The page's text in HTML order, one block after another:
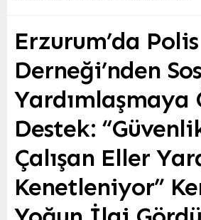
Erzurum’da
Derneği’nden
Yardımlaşmaya
Destek:
Çalışan Eller
Kenetleniyor”